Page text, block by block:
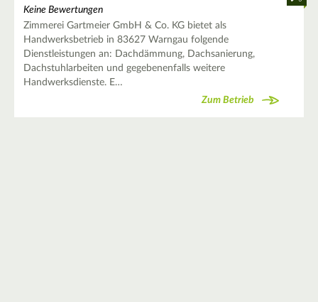
Keine Bewertungen
Zimmerei Gartmeier GmbH & Co. KG bietet als
Handwerksbetrieb in 83627 Warngau folgende
Dienstleistungen an: Dachdämmung, Dachsanierung,
Dachstuhlarbeiten und gegebenenfalls weitere
Handwerksdienste. E…
Zum Betrieb